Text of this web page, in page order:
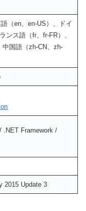
（en、en-US）、ドイ
ンス語（fr、fr-FR）、
国語（zh-CN、zh-
.NET Framework /
2015 Update 3